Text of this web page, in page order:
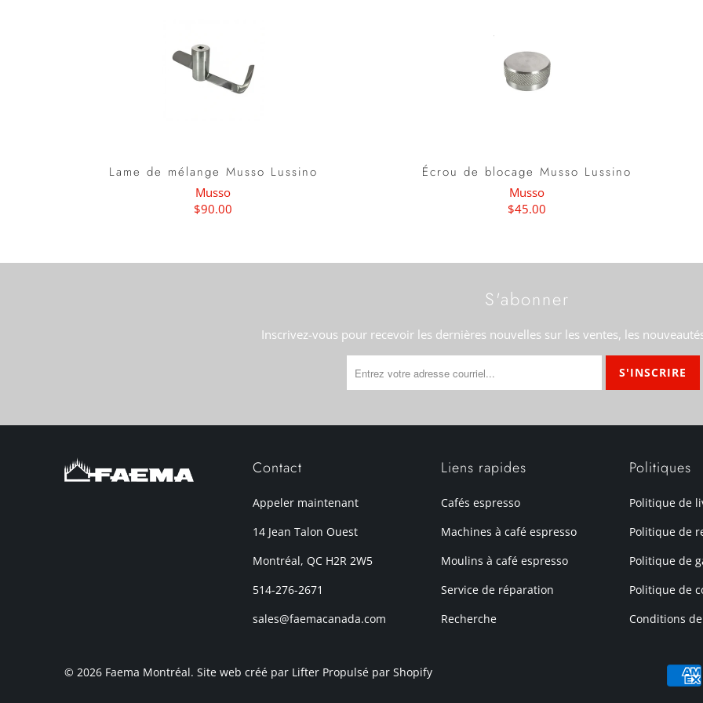
Lame de mélange Musso Lussino
Musso
$90.00
Écrou de blocage Musso Lussino
Musso
$45.00
S'abonner
Inscrivez-vous pour recevoir les dernières nouvelles sur les ventes, les
Contact
Appeler maintenant
14 Jean Talon Ouest
Montréal, QC H2R 2W5
514-276-2671
sales@faemacanada.com
Liens rapides
Cafés espresso
Machines à café espresso
Moulins à café espresso
Service de réparation
Recherche
Politiques
Politique de
Politique de
Politique de
Politique de
Conditions
© 2026 Faema Montréal. Site web créé par Lifter Propulsé par Shopify